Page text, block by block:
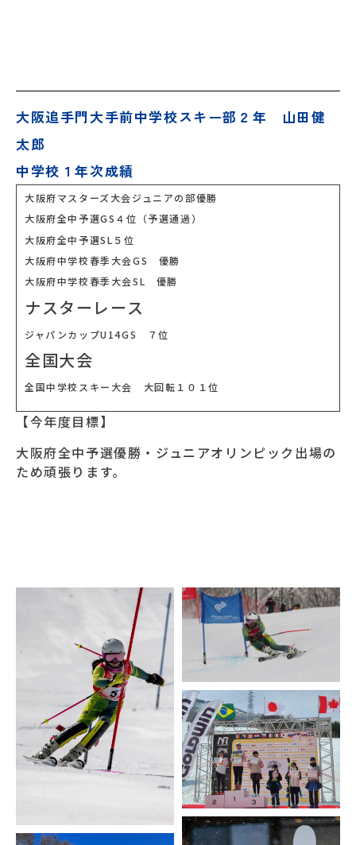
大阪追手門大手前中学校スキー部２年 山田健
太郎
中学校１年次成績
大阪府マスターズ大会ジュニアの部優勝
大阪府全中予選GS４位（予選通過）
大阪府全中予選SL５位
大阪府中学校春季大会GS 優勝
大阪府中学校春季大会SL 優勝
ナスターレース
ジャパンカップU14GS ７位
全国大会
全国中学校スキー大会 大回転１０１位
【今年度目標】
大阪府全中予選優勝・ジュニアオリンピック出場の
ため頑張ります。